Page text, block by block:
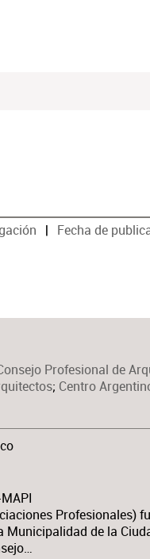
Fecha de
Profesional de
; Centro
Profesionales)
Municipalidad de la